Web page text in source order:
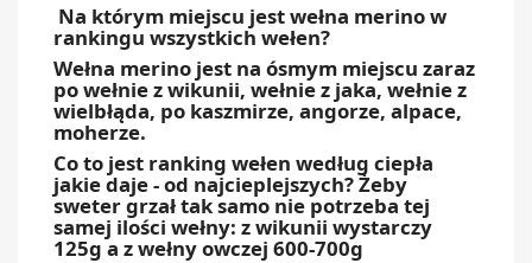
Na którym miejscu jest wełna merino w
rankingu wszystkich wełen?
Wełna merino jest na ósmym miejscu zaraz
po wełnie z wikunii, wełnie z jaka, wełnie z
wielbłąda, po kaszmirze, angorze, alpace,
moherze.
Co to jest ranking wełen według ciepła
jakie daje - od najcieplejszych? Żeby
sweter grzał tak samo nie potrzeba tej
samej ilości wełny: z wikunii wystarczy
125g a z wełny owczej 600-700g